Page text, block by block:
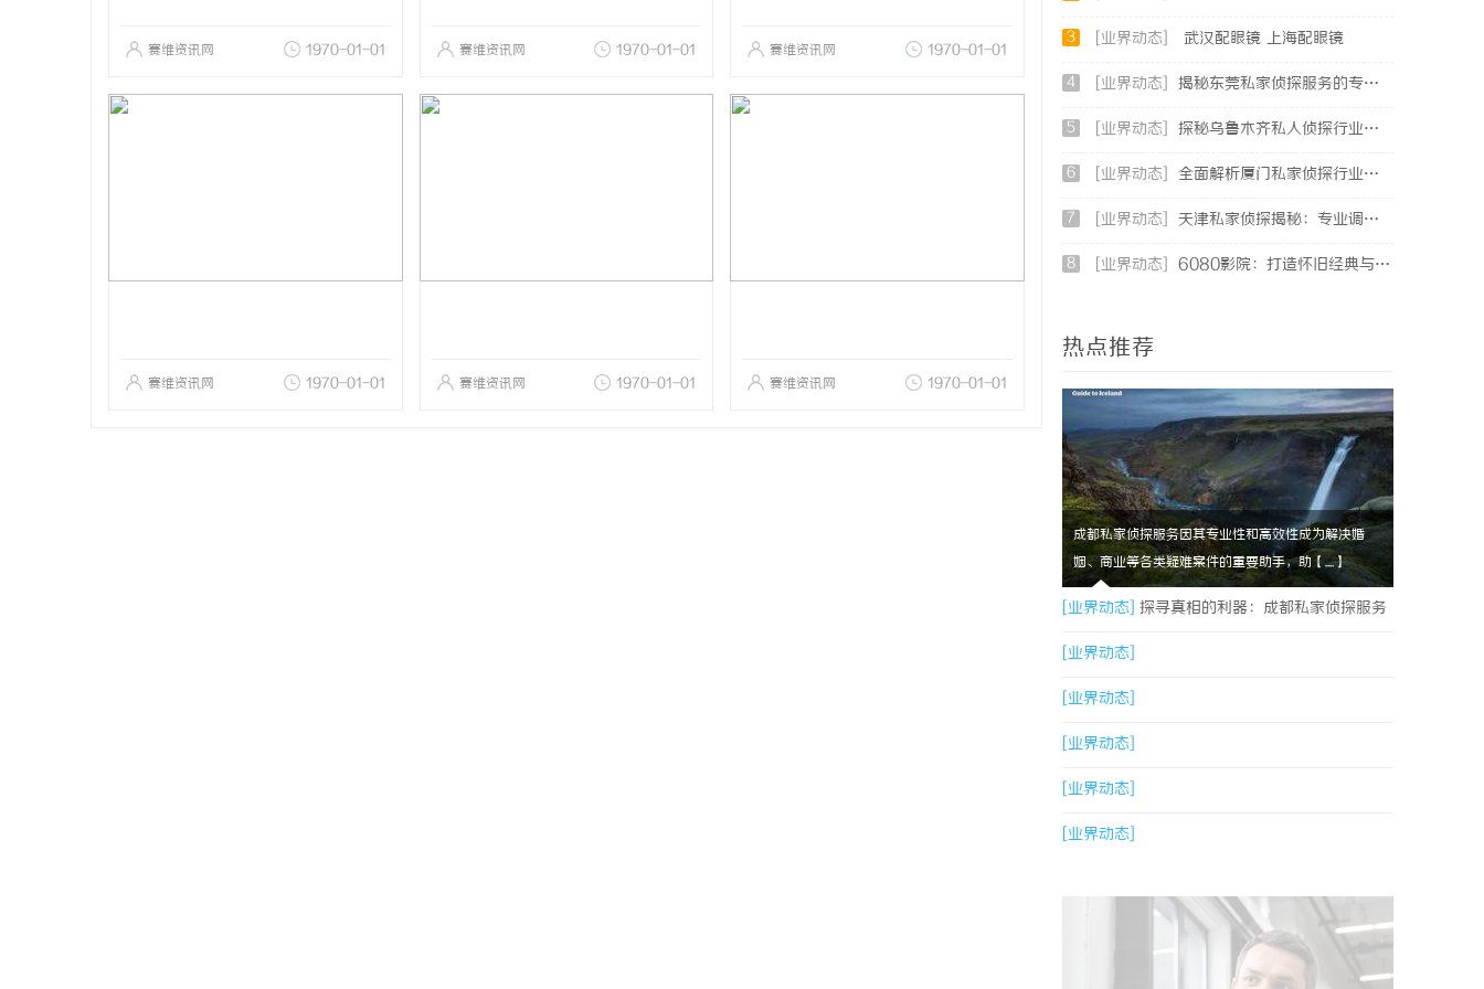
赛维资讯网 1970-01-01 赛维资讯网 1970-01-01 赛维资讯网 1970-01-01
赛维资讯网 1970-01-01 赛维资讯网 1970-01-01 赛维资讯网 1970-01-01
3 [业界动态] 武汉配眼镜 上海配眼镜
4 [业界动态] 揭秘东莞私家侦探服务的专业性与应用领域详解
5 [业界动态] 探秘乌鲁木齐私人侦探行业的发展与服务优势
6 [业界动态] 全面解析厦门私家侦探行业的现状与发展趋势
7 [业界动态] 天津私家侦探揭秘：专业调查服务与行业现状详细解析
8 [业界动态] 6080影院：打造怀旧经典与现代影视的完美观影天堂
热点推荐
成都私家侦探服务因其专业性和高效性成为解决婚
姻、商业等各类疑难案件的重要助手，助【....】
[业界动态] 探寻真相的利器：成都私家侦探服务
全解析
[业界动态]
[业界动态]
[业界动态]
[业界动态]
[业界动态]